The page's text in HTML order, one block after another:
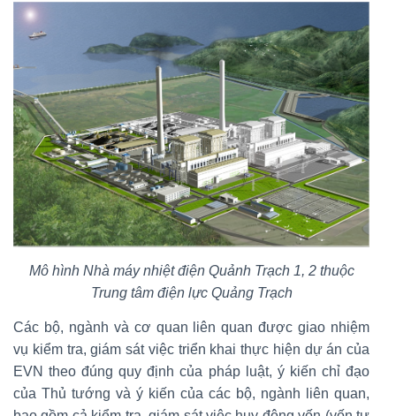
Mô hình Nhà máy nhiệt điện Quảnh Trạch 1, 2 thuộc
Trung tâm điện lực Quảng Trạch
Các bộ, ngành và cơ quan liên quan được giao nhiệm
vụ kiểm tra, giám sát việc triển khai thực hiện dự án của
EVN theo đúng quy định của pháp luật, ý kiến chỉ đạo
của Thủ tướng và ý kiến của các bộ, ngành liên quan,